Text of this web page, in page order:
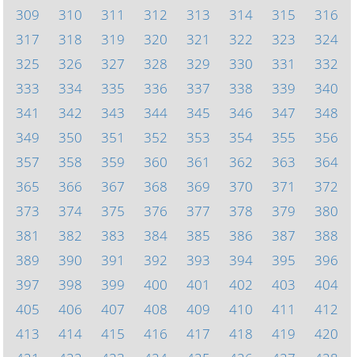
309
310 311 312 313 314 315
316
317
318 319 320 321 322 323
324
325
326 327 328 329 330 331
332
333
334 335 336 337 338 339
340
341
342 343 344 345 346 347
348
349
350 351 352 353 354 355
356
357
358 359 360 361 362 363
364
365
366 367 368 369 370 371
372
373
374 375 376 377 378 379
380
381
382 383 384 385 386 387
388
389
390 391 392 393 394 395
396
397
398 399 400 401 402 403
404
405
406 407 408 409 410 411
412
413
414 415 416 417 418 419
420